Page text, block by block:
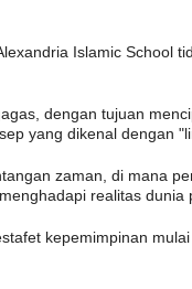
Islamic School
dengan tujuan
yang dikenal dengan
zaman, di mana
realitas dunia
kepemimpinan